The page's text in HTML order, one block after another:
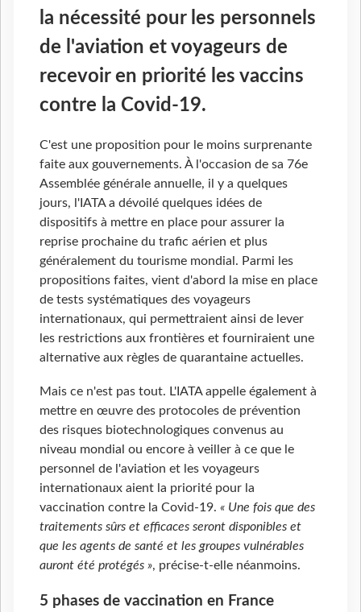
la nécessité pour les personnels
de l'aviation et voyageurs de
recevoir en priorité les vaccins
contre la Covid-19.
C'est une proposition pour le moins surprenante
faite aux gouvernements. À l'occasion de sa 76e
Assemblée générale annuelle, il y a quelques
jours, l'IATA a dévoilé quelques idées de
dispositifs à mettre en place pour assurer la
reprise prochaine du trafic aérien et plus
généralement du tourisme mondial. Parmi les
propositions faites, vient d'abord la mise en place
de tests systématiques des voyageurs
internationaux, qui permettraient ainsi de lever
les restrictions aux frontières et fourniraient une
alternative aux règles de quarantaine actuelles.
Mais ce n'est pas tout. L'IATA appelle également à
mettre en œuvre des protocoles de prévention
des risques biotechnologiques convenus au
niveau mondial ou encore à veiller à ce que le
personnel de l'aviation et les voyageurs
internationaux aient la priorité pour la
vaccination contre la Covid-19. « Une fois que des
traitements sûrs et efficaces seront disponibles et
que les agents de santé et les groupes vulnérables
auront été protégés », précise-t-elle néanmoins.
5 phases de vaccination en France